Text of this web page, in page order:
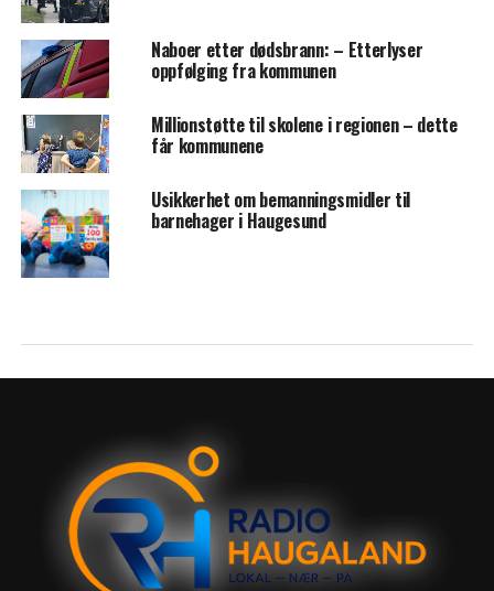
Naboer etter dødsbrann: – Etterlyser
oppfølging fra kommunen
Millionstøtte til skolene i regionen – dette
får kommunene
Usikkerhet om bemanningsmidler til
barnehager i Haugesund